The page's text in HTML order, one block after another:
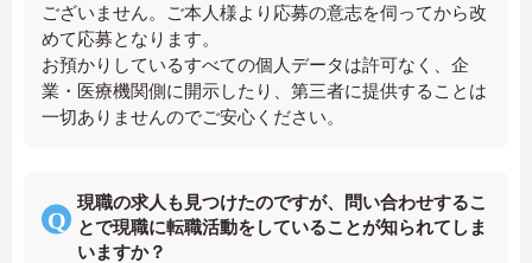
ございません。ご本人様より応募の意志を伺ってから改
めて応募となります。
お預かりしているすべての個人データは許可なく、企
業・医療機関側に開示したり、第三者に提供することは
一切ありませんのでご安心ください。
現職の求人も見つけたのですが、問い合わせするこ
とで現職に転職活動をしていることが知られてしま
いますか？